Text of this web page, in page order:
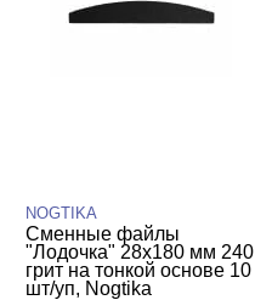
NOGTIKA
Сменные файлы
"Лодочка" 28х180 мм 240
грит на тонкой основе 10
шт/уп, Nogtika